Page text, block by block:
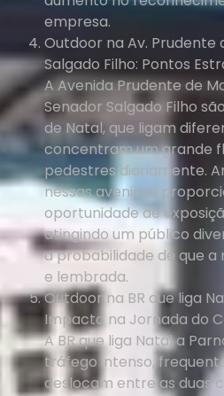
empresa.
Outdoor na Av. Prudente
Salgado Filho: Pontos
A Avenida Prudente de
Senador Salgado Filho
de Natal, que ligam
concentram um grande
pedestres diariamente.
nessas avenidas
oportunidade de
atingindo um público
a probabilidade de que
e lembrada.
Outdoor na BR que liga
Impacto na Jornada do
A BR que liga Natal a
tráfego intenso,
deslocam entre as duas